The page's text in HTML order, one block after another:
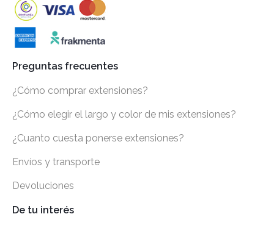
Preguntas frecuentes
¿Cómo comprar extensiones?
¿Cómo elegir el largo y color de mis extensiones?
¿Cuanto cuesta ponerse extensiones?
Envíos y transporte
Devoluciones
De tu interés